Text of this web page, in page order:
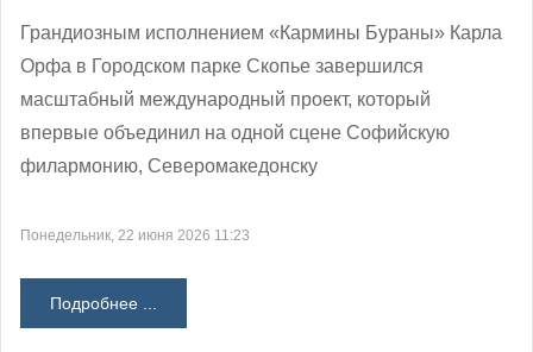
Грандиозным исполнением «Кармины Бураны» Карла
Орфа в Городском парке Скопье завершился
масштабный международный проект, который
впервые объединил на одной сцене Софийскую
филармонию, Северомакедонску
Понедельник, 22 июня 2026 11:23
Подробнее ...